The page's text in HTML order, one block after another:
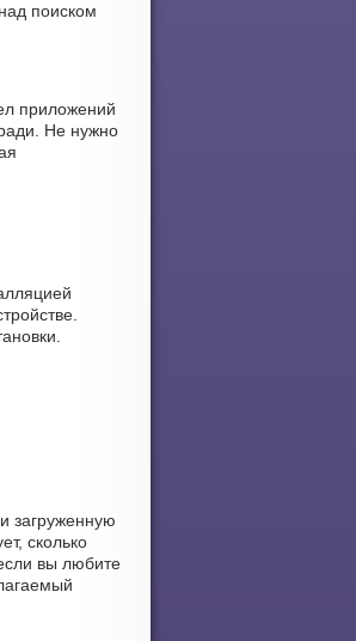
поиском
приложений
Не нужно
загруженную
сколько
вы любите